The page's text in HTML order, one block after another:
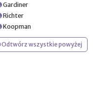
Gardiner
Richter
Koopman
Odtwórz wszystkie powyżej